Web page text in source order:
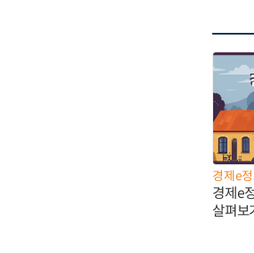
경제e
경제e
살펴보